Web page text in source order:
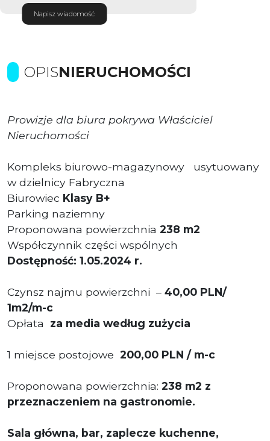
Napisz wiadomość
OPISNIERUCHOMOŚCI
Prowizje dla biura pokrywa Właściciel
Nieruchomości
Kompleks biurowo-magazynowy
usytuowany
w dzielnicy Fabryczna
Biurowiec Klasy B+
Parking naziemny
Proponowana powierzchnia 238 m2
Współczynnik części wspólnych
Dostępność: 1.05.2024 r.
Czynsz najmu powierzchni – 40,00 PLN/
1m2/m-c
Opłata
za media według zużycia
1 miejsce postojowe 200,00 PLN / m-c
Proponowana powierzchnia: 238 m2 z
przeznaczeniem na gastronomie.
Sala główna, bar, zaplecze kuchenne,